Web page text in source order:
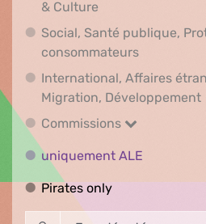
& Culture
Social, Santé publique,
consommateursSocial,
International, Affaires
Migration, Développement
Commissions
Commissions
uniquement ALE
Pirates onlyPirates only